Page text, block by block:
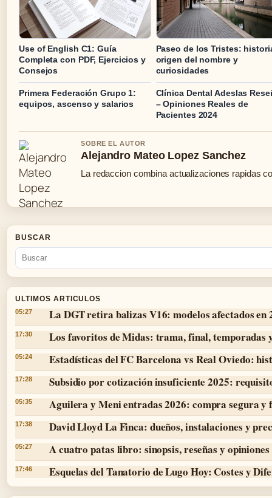
Use of English C1: Guía
Completa con PDF, Ejercicios y
Consejos
Paseo de los Tristes:
origen del nombre y
curiosidades
Primera Federación Grupo 1:
equipos, ascenso y salarios
Clínica Dental Adeslas
– Opiniones Reales de
Pacientes 2024
SOBRE EL AUTOR
Alejandro Mateo Lopez Sanchez
La redaccion combina actualizaciones rapidas
BUSCAR
ULTIMOS ARTICULOS
05:27 La DGT retira balizas V16: modelos afectados en
17:30 Los favoritos de Midas: trama, final, temporadas
05:24 Estadísticas del FC Barcelona vs Real Oviedo:
17:28 Subsidio por cotización insuficiente 2025:
05:35 Aguilera y Meni entradas 2026: compra segura y
17:38 David Lloyd La Finca: dueños, instalaciones y
05:27 A cuatro patas libro: sinopsis, reseñas y opiniones
17:46 Esquelas del Tanatorio de Lugo Hoy: Costes y